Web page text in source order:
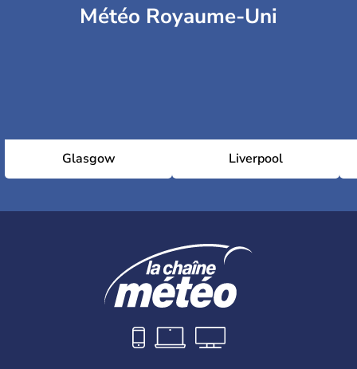
Météo Royaume-Uni
Glasgow Liverpool